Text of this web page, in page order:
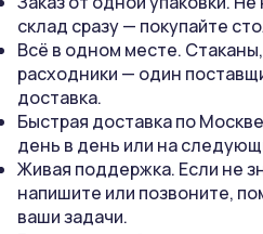
склад сразу — покупайте
Всё в одном месте.
расходники — один
доставка.
Быстрая доставка по
день в день или на
Живая поддержка. Если не
напишите или позвоните,
ваши задачи.